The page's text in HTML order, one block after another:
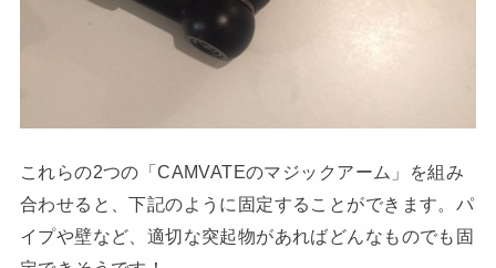
これらの2つの「CAMVATEのマジックアーム」を組み
合わせると、下記のように固定することができます。パ
イプや壁など、適切な突起物があればどんなものでも固